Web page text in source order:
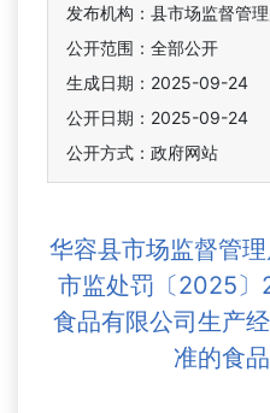
发布机构：县市场监督管
公开范围：全部公开
生成日期：2025-09-24
公开日期：2025-09-24
公开方式：政府网站
华容县市场监督管
市监处罚〔2025
食品有限公司生产
准的食